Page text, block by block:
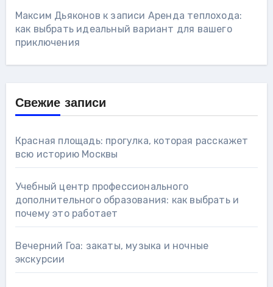
Максим Дьяконов к записи Аренда теплохода:
как выбрать идеальный вариант для вашего
приключения
Свежие записи
Красная площадь: прогулка, которая расскажет
всю историю Москвы
Учебный центр профессионального
дополнительного образования: как выбрать и
почему это работает
Вечерний Гоа: закаты, музыка и ночные
экскурсии